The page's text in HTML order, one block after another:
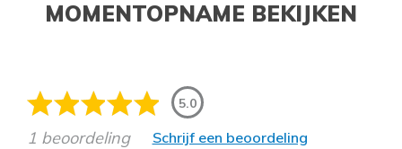
MOMENTOPNAME BEKIJKEN
5.0
1 beoordeling Schrijf een beoordeling